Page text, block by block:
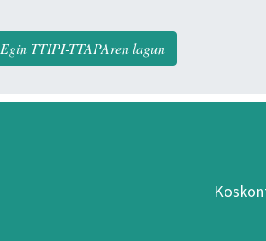
Egin TTIPI-TTAPAren lagun